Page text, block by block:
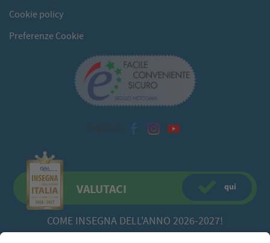
Cookie policy
Preferenze Cookie
Seguici su
VALUTACI
COME INSEGNA DELL'ANNO 2026-2027!
qui